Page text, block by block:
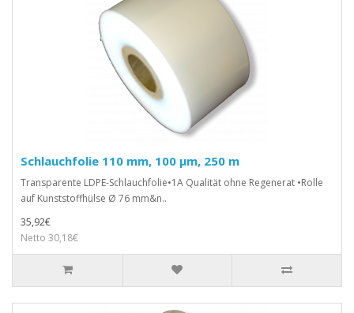
Schlauchfolie 110 mm, 100 µm, 250 m
Transparente LDPE-Schlauchfolie•1A Qualität ohne Regenerat •Rolle
auf Kunststoffhülse Ø 76 mm&n..
35,92€
Netto 30,18€